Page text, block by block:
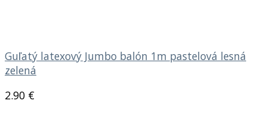
Guľatý latexový Jumbo balón 1m pastelová lesná
zelená
2.90 €